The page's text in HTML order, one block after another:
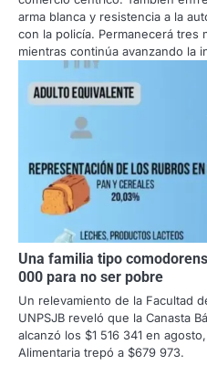
arma blanca y resistencia a la
con la policía. Permanecerá tres
mientras continúa avanzando la
Una familia tipo
000 para no ser pobre
Un relevamiento de la Facultad
UNPSJB reveló que la Canasta
alcanzó los $1 516 341 en
Alimentaria trepó a $679 973.